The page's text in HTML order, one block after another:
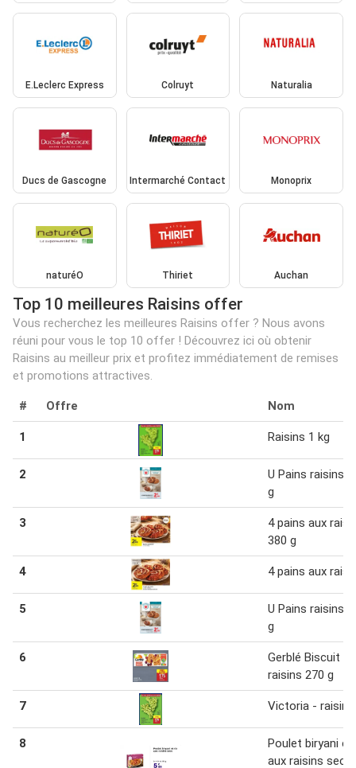
E.Leclerc Express Colruyt Naturalia
Ducs de Gascogne Intermarché Contact Monoprix
naturéO Thiriet Auchan
Top 10 meilleures Raisins offer
Vous recherchez les meilleures Raisins offer ? Nous avons
réuni pour vous le top 10 offer ! Découvrez ici où obtenir
Raisins au meilleur prix et profitez immédiatement de remises
et promotions attractives.
# Offre Nom
1 Raisins 1 kg
2
U Pains raisins
g
3
4 pains aux
380 g
4 4 pains aux
5
U Pains raisins
g
6
Gerblé Biscuit
raisins 270 g
7 Victoria - raisins
8
Poulet biryani et
aux raisins secs